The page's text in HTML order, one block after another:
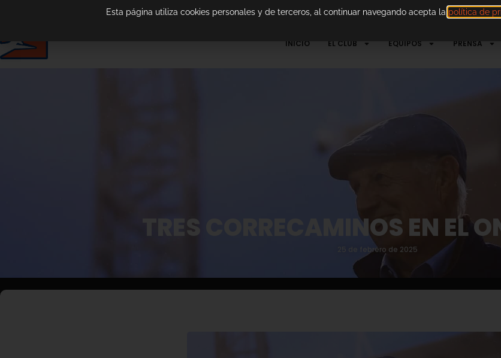
INICIO EL CLUB EQUIPOS PRENSA
TRES CORRECAMINOS EN EL
25 de febrero de 2025
Esta página utiliza cookies personales y de terceros, al continuar navegando acepta la política de